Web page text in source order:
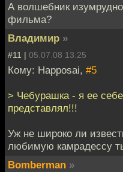
А волшебник
фильма?
Владимир »
#11 | 05.07.08 13:25
Кому: Happosai, #5
> Чебурашка - я ее
представлял!!!
Уж не широко ли
любимую камрадессу
Bomberman »